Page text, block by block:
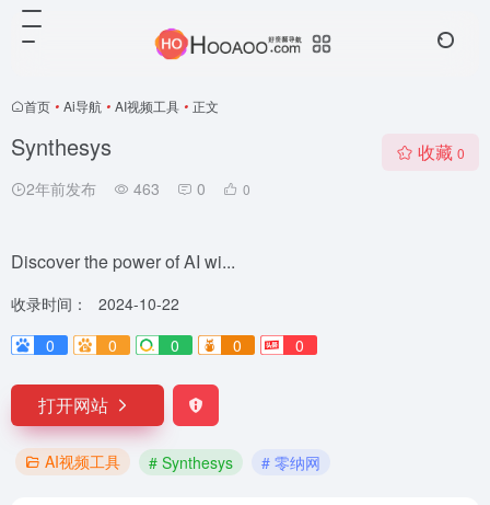
首页 • Ai导航 • AI视频工具 • 正文
Synthesys
2年前发布 463 0 0
收藏 0
Discover the power of AI wi...
收录时间：
2024-10-22
0
0 0 0 0
打开网站
AI视频工具 # Synthesys # 零纳网